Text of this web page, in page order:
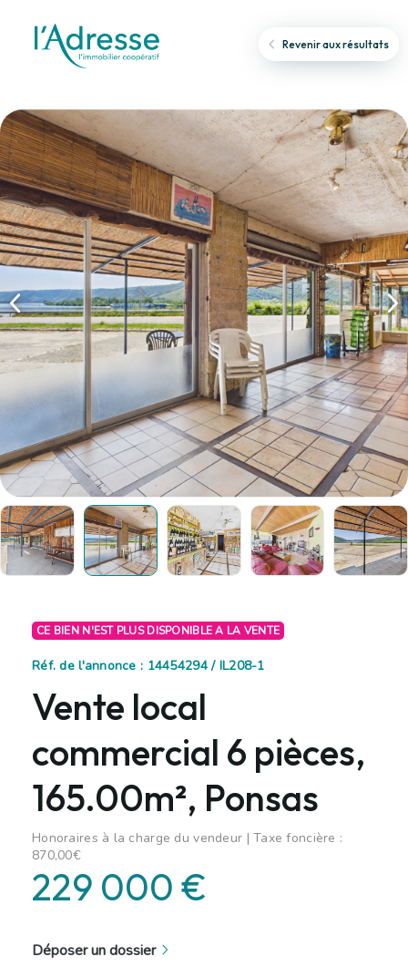
Revenir aux résultats
CE BIEN N'EST PLUS DISPONIBLE A LA VENTE
Réf. de l'annonce : 14454294 / IL208-1
Vente local
commercial 6 pièces,
165.00m², Ponsas
Honoraires à la charge du vendeur | Taxe foncière :
870,00€
229 000 €
Déposer un dossier